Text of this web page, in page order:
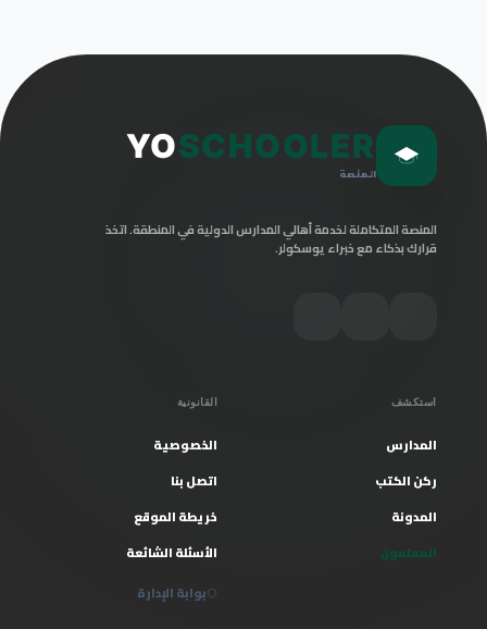
YOSCHOOLER
المنصة
المنصة المتكاملة لخدمة أهالي المدارس الدولية في المنطقة. اتخذ
قرارك بذكاء مع خبراء يوسكولر.
استكشف
المدارس
ركن الكتب
المدونة
المعلمون
القانونية
الخصوصية
اتصل بنا
خريطة الموقع
الأسئلة الشائعة
بوابة الإدارة